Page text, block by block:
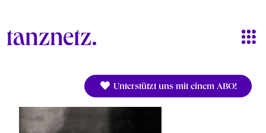
Unterstützt uns mit einem ABO!